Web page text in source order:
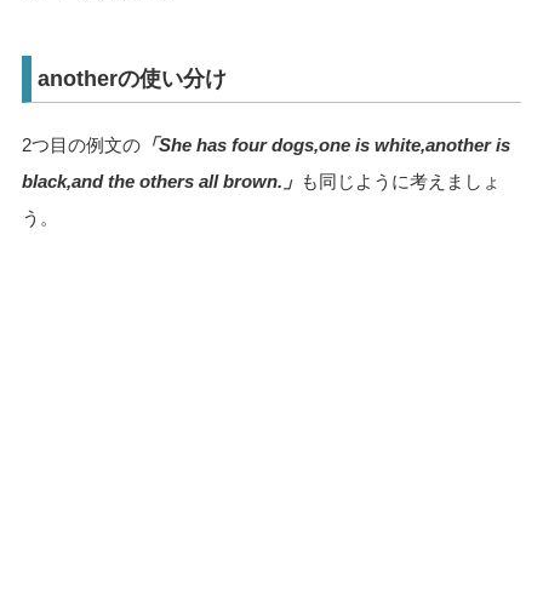
anotherの使い分け
2つ目の例文の「She has four dogs,one is white,another is
black,and the others all brown.」 も同じように考えましょ
う。